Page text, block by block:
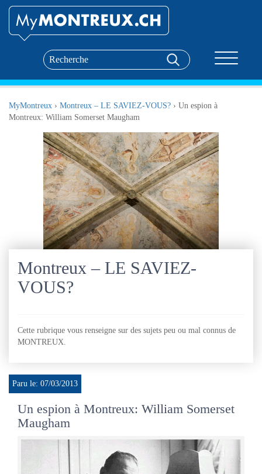
MyMontreux › Montreux – LE SAVIEZ-VOUS? › Un espion à
Montreux: William Somerset Maugham
Montreux – LE SAVIEZ-
VOUS?
Cette rubrique vous renseigne sur des sujets peu ou mal connus de
MONTREUX.
Paru le: 07/03/2013
Un espion à Montreux: William Somerset
Maugham